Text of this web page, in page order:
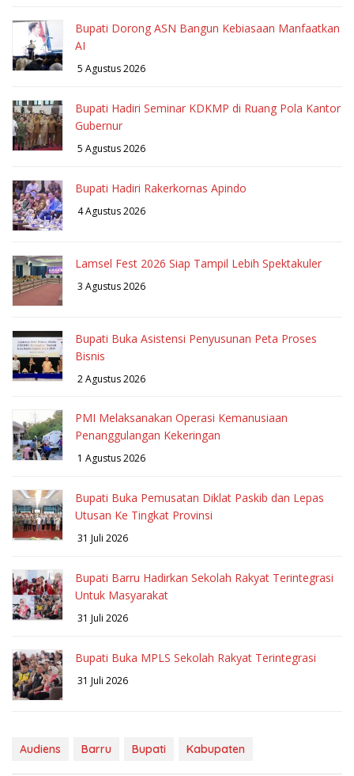
Bupati Dorong ASN Bangun Kebiasaan Manfaatkan
AI
5 Agustus 2026
Bupati Hadiri Seminar KDKMP di Ruang Pola Kantor
Gubernur
5 Agustus 2026
Bupati Hadiri Rakerkornas Apindo
4 Agustus 2026
Lamsel Fest 2026 Siap Tampil Lebih Spektakuler
3 Agustus 2026
Bupati Buka Asistensi Penyusunan Peta Proses
Bisnis
2 Agustus 2026
PMI Melaksanakan Operasi Kemanusiaan
Penanggulangan Kekeringan
1 Agustus 2026
Bupati Buka Pemusatan Diklat Paskib dan Lepas
Utusan Ke Tingkat Provinsi
31 Juli 2026
Bupati Barru Hadirkan Sekolah Rakyat Terintegrasi
Untuk Masyarakat
31 Juli 2026
Bupati Buka MPLS Sekolah Rakyat Terintegrasi
31 Juli 2026
Audiens Barru Bupati Kabupaten